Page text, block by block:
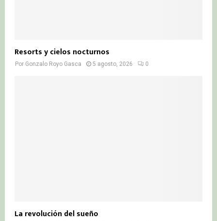
Resorts y cielos nocturnos
Por Gonzalo Royo Gasca 5 agosto, 2026 0
La revolución del sueño